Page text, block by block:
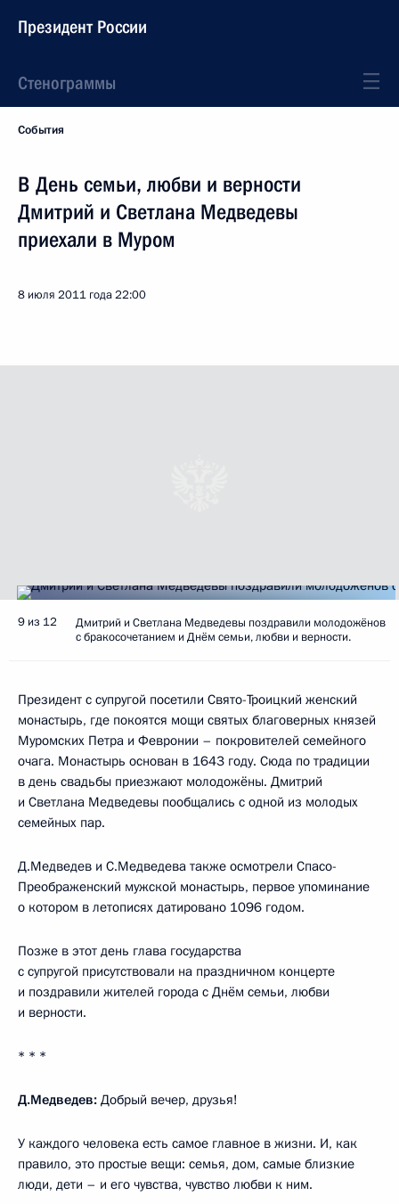
Президент России
Стенограммы
События
В День семьи, любви и верности
Дмитрий и Светлана Медведевы
приехали в Муром
8 июля 2011 года22:00
9 из 12
Дмитрий и Светлана Медведевы поздравили молодожёнов
с бракосочетанием и Днём семьи, любви и верности.
Президент с супругой посетили Свято-Троицкий женский
монастырь, где покоятся мощи святых благоверных князей
Муромских Петра и Февронии – покровителей семейного
очага. Монастырь основан в 1643 году. Сюда по традиции
в день свадьбы приезжают молодожёны. Дмитрий
и Светлана Медведевы пообщались с одной из молодых
семейных пар.
Д.Медведев и С.Медведева также осмотрели Спасо-
Преображенский мужской монастырь, первое упоминание
о котором в летописях датировано 1096 годом.
Позже в этот день глава государства
с супругой присутствовали на праздничном концерте
и поздравили жителей города с Днём семьи, любви
и верности.
* * *
Д.Медведев: Добрый вечер, друзья!
У каждого человека есть самое главное в жизни. И, как
правило, это простые вещи: семья, дом, самые близкие
люди, дети – и его чувства, чувство любви к ним.